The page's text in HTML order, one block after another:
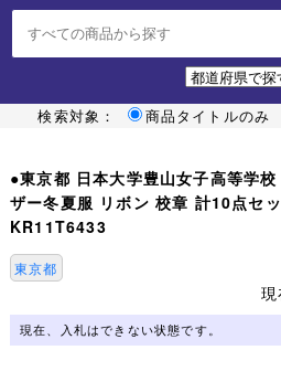
検索対象： 商品タイトルのみ
●東京都 日本大学豊山女子高等学校
ザー冬夏服 リボン 校章 計10点セ
KR11T6433
東京都
現
現在、入札はできない状態です。